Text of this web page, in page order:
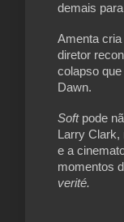
demais
Amenta
diretor
colapso
Dawn.
Softpode
Larry
e a
momentos
verité.